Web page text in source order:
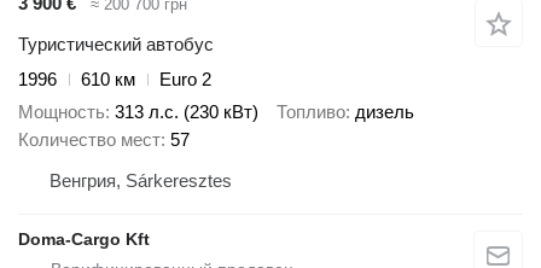
≈ 200 700 грн
Туристический автобус
1996
610 км
Euro 2
Мощность 313 л.с. (230 кВт) Топливо дизель
Количество мест 57
Венгрия, Sárkeresztes
Doma-Cargo Kft